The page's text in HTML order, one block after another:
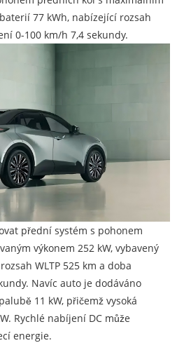
77 kWh, nabízející rozsah
0-100 km/h 7,4 sekundy.
přední systém s pohonem
výkonem 252 kW, vybavený
WLTP 525 km a doba
Navíc auto je dodáváno
11 kW, přičemž vysoká
Rychlé nabíjení DC může
energie.